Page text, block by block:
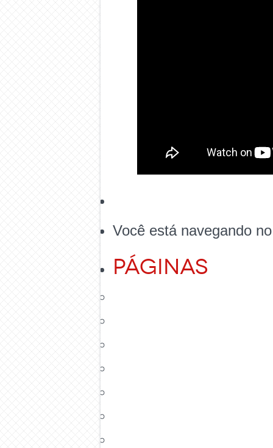
Você está navegando
Páginas